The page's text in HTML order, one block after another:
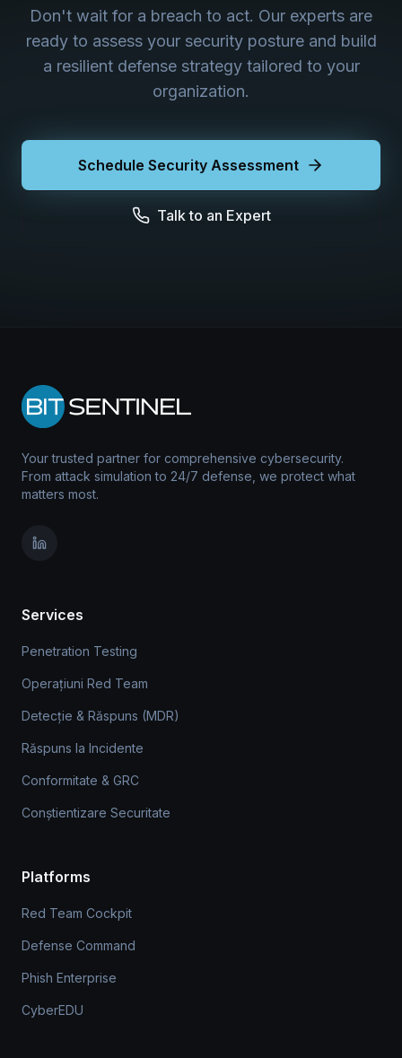
Don't wait for a breach to act. Our experts are
ready to assess your security posture and build
a resilient defense strategy tailored to your
organization.
Schedule Security Assessment
Talk to an Expert
Your trusted partner for comprehensive cybersecurity.
From attack simulation to 24/7 defense, we protect what
matters most.
Services
Penetration Testing
Operațiuni Red Team
Detecție & Răspuns (MDR)
Răspuns la Incidente
Conformitate & GRC
Conștientizare Securitate
Platforms
Red Team Cockpit
Defense Command
Phish Enterprise
CyberEDU